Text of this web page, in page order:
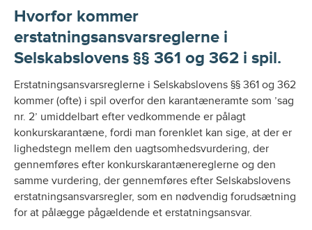
Hvorfor kommer
erstatningsansvarsreglerne i
Selskabslovens §§ 361 og 362 i spil.
Erstatningsansvarsreglerne i Selskabslovens §§ 361 og 362
kommer (ofte) i spil overfor den karantæneramte som ’sag
nr. 2’ umiddelbart efter vedkommende er pålagt
konkurskarantæne, fordi man forenklet kan sige, at der er
lighedstegn mellem den uagtsomhedsvurdering, der
gennemføres efter konkurskarantænereglerne og den
samme vurdering, der gennemføres efter Selskabslovens
erstatningsansvarsregler, som en nødvendig forudsætning
for at pålægge pågældende et erstatningsansvar.